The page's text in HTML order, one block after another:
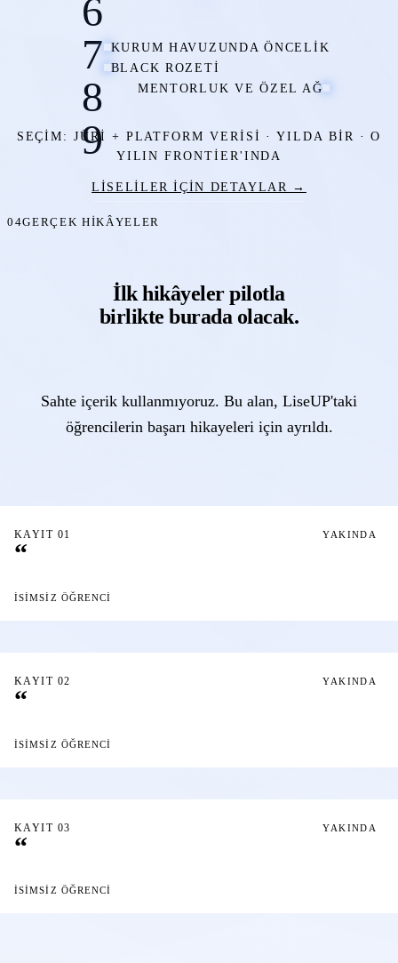
6
7
8
9
KURUM HAVUZUNDA ÖNCELIK
BLACK ROZETI
MENTORLUK VE ÖZEL AĞ
SEÇIM: JÜRI + PLATFORM VERISI · YILDA BIR · O
YILIN FRONTIER'INDA
LISELILER IÇIN DETAYLAR →
04GERÇEK HIKÂYELER
İlk hikâyelerpilotla
birlikte burada olacak.
Sahte içerik kullanmıyoruz. Bu alan, LiseUP'taki
öğrencilerin başarı hikayeleri için ayrıldı.
KAYIT 01 YAKINDA
“
İSIMSIZ ÖĞRENCI
KAYIT 02 YAKINDA
“
İSIMSIZ ÖĞRENCI
KAYIT 03 YAKINDA
“
İSIMSIZ ÖĞRENCI